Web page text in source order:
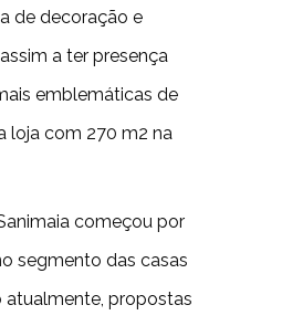
de decoração e
a ter presença
emblemáticas de
loja com 270 m2 na
começou por
segmento das casas
atualmente, propostas